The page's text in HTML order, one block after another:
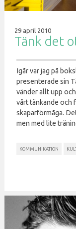
29 april 2010
Tänk det
Igår var jag på
presenterade sin
vänder allt upp
vårt tänkande och
skaparförmåga.
men med lite
KOMMUNIKATION